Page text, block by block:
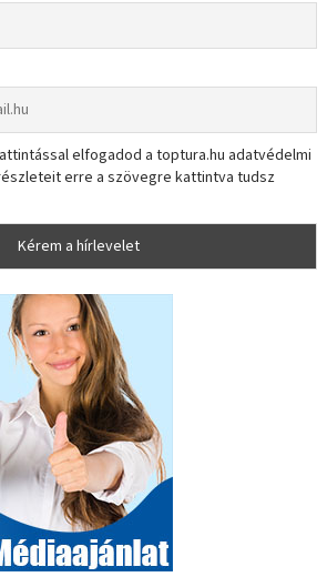
elfogadod a toptura.hu adatvédelmi
erre a szövegre kattintva tudsz